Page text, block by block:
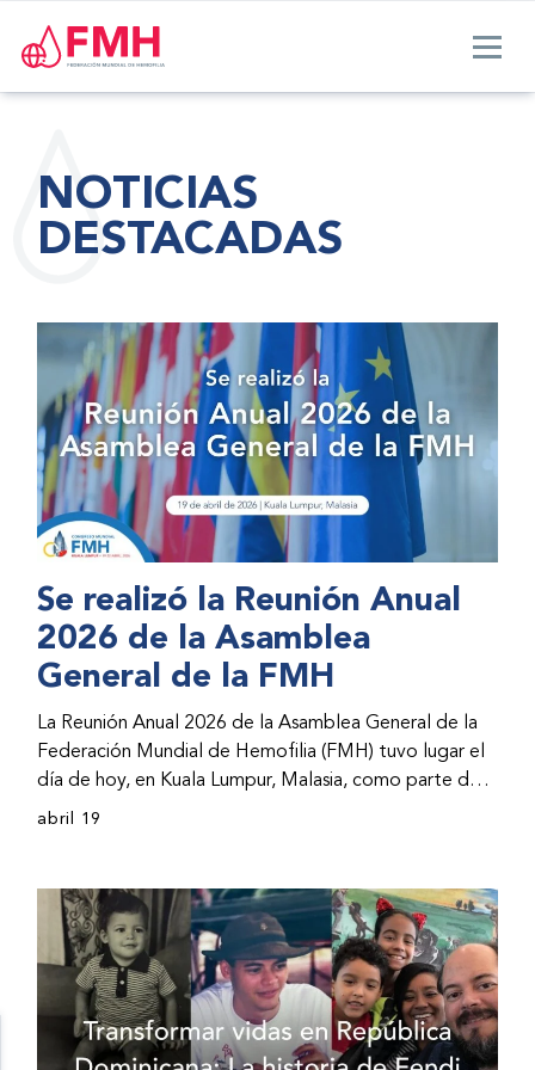
NOTICIAS
DESTACADAS
Se realizó la Reunión Anual
2026 de la Asamblea
General de la FMH
La Reunión Anual 2026 de la Asamblea General de la
Federación Mundial de Hemofilia (FMH) tuvo lugar el
día de hoy, en Kuala Lumpur, Malasia, como parte del
Congreso Mundial 2026 de la FMH. La reunión abarcó
avances por parte de la dirección de la FMH. Al
evento asistieron representantes de las organizaciones
nacionales miembros (ONM) de la FMH y otras partes
interesadas.
abril 19